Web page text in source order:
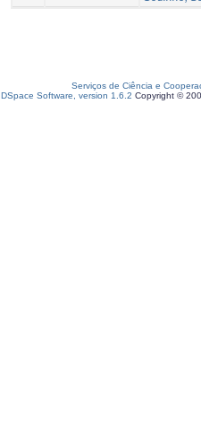
Serviços de Ciência e
DSpace Software, version 1.6.2 Copyright ©